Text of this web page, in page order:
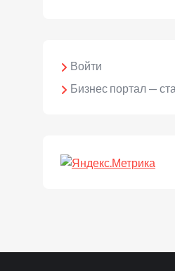
Войти
Бизнес портал —